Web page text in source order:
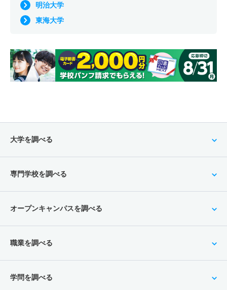
明治大学
東海大学
大学を調べる
専門学校を調べる
オープンキャンパスを調べる
職業を調べる
学問を調べる